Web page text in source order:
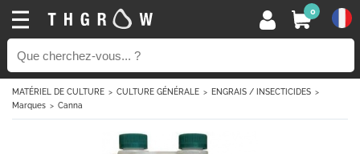
0
MATÉRIEL DE CULTURE CULTURE GÉNÉRALE
ENGRAIS / INSECTICIDES
Marques
Canna